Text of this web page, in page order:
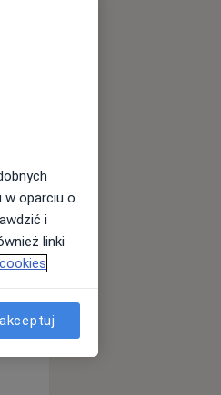
Śr,
12 Sie
w oparciu o
i
linki